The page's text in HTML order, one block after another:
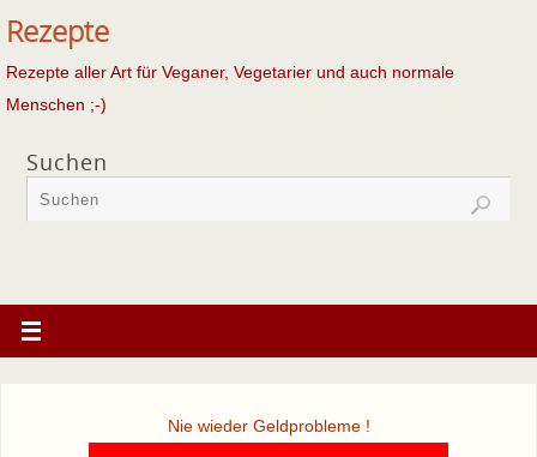
Rezepte
Rezepte aller Art für Veganer, Vegetarier und auch normale
Menschen ;-)
Suchen
Nie wieder Geldprobleme !